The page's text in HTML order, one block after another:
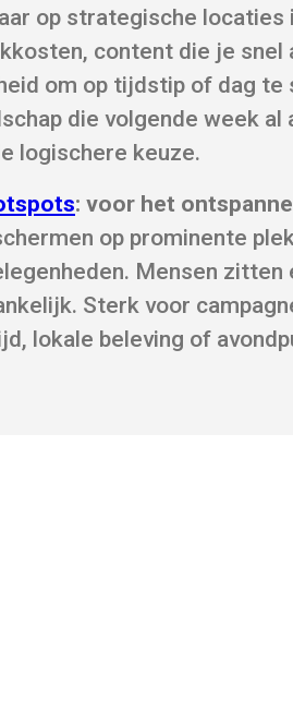
op strategische locaties
content die je snel
om op tijdstip of dag te
die volgende week al
logischere keuze.
: voor het
op prominente
Mensen zitten
Sterk voor
lokale beleving of